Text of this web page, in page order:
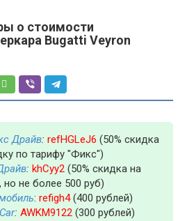
о стоимости
Bugatti Veyron
Драйв: refHGLeJ6 (50% скидка
по тарифу "Фикс")
: khCyy2 (50% скидка на
не более 500 руб)
: refigh4(400 рублей)
: AWKM9122 (300 рублей)